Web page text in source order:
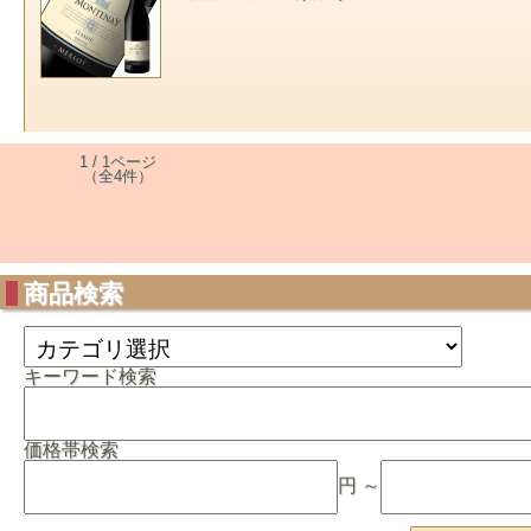
1 / 1ページ
（全4件）
商品検索
キーワード検索
価格帯検索
円 ～